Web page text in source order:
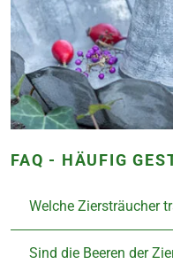
FAQ - HÄUFIG
Welche Ziersträucher
Sind die Beeren der